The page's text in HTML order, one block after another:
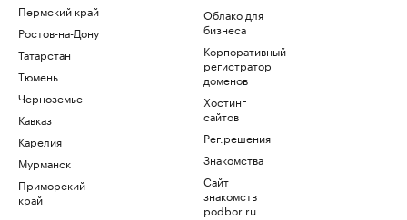
Пермский край
Ростов-на-Дону
Татарстан
Тюмень
Черноземье
Кавказ
Карелия
Мурманск
Приморский
край
Облако для
бизнеса
Корпоративный
регистратор
доменов
Хостинг
сайтов
Рег.решения
Знакомства
Сайт
знакомств
podbor.ru